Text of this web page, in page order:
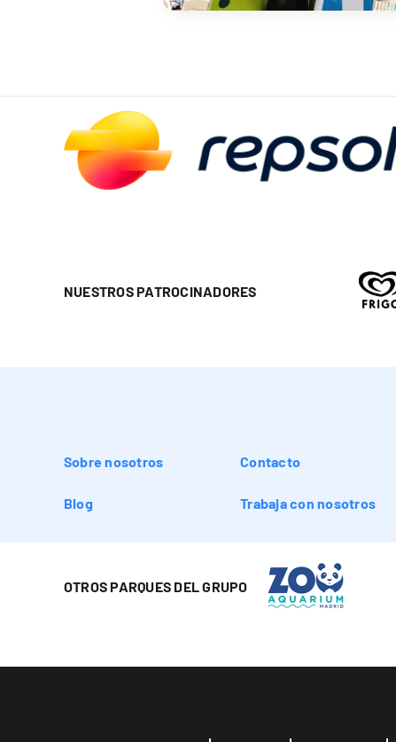
NUESTROS PATROCINADORES
Sobre nosotros Contacto
Blog Trabaja con nosotros
OTROS PARQUES DEL GRUPO